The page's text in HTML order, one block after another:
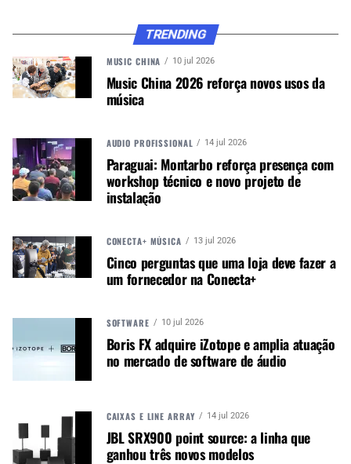
Por meio de antenas Spectera DAD
instaladas em
pontos estratégicos, a marca buscou garantir
PA e FoH. A empresa destacou que, ao contrário
dos sistemas narrowband tradicionais, o Spectera
usa tecnologiaWMAS, operando sobre uma única
TRENDING
MUSIC CHINA 10 jul 2026
Music China 2026 reforça novos usos da
música
AUDIO PROFISSIONAL 14 jul 2026
Paraguai: Montarbo reforça presença com
workshop técnico e novo projeto de
instalação
CONECTA+ MÚSICA 13 jul 2026
Cinco perguntas que uma loja deve fazer a
um fornecedor na Conecta+
SOFTWARE 10 jul 2026
Boris FX adquire iZotope e amplia atuação
no mercado de software de áudio
CAIXAS E LINE ARRAY 14 jul 2026
JBL SRX900 point source: a linha que
ganhou três novos modelos